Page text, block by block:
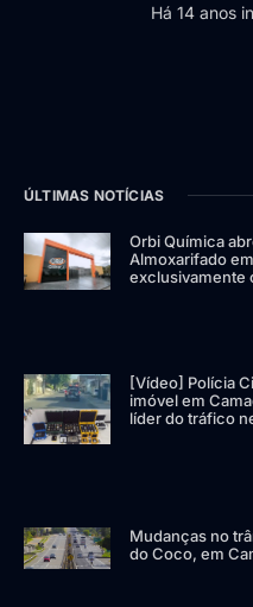
Há 14 anos
ÚLTIMAS NOTÍCIAS
Orbi Química
Almoxarifado
exclusivamente
[Vídeo] Polícia
imóvel em
líder do tráfico
Mudanças no
do Coco, em